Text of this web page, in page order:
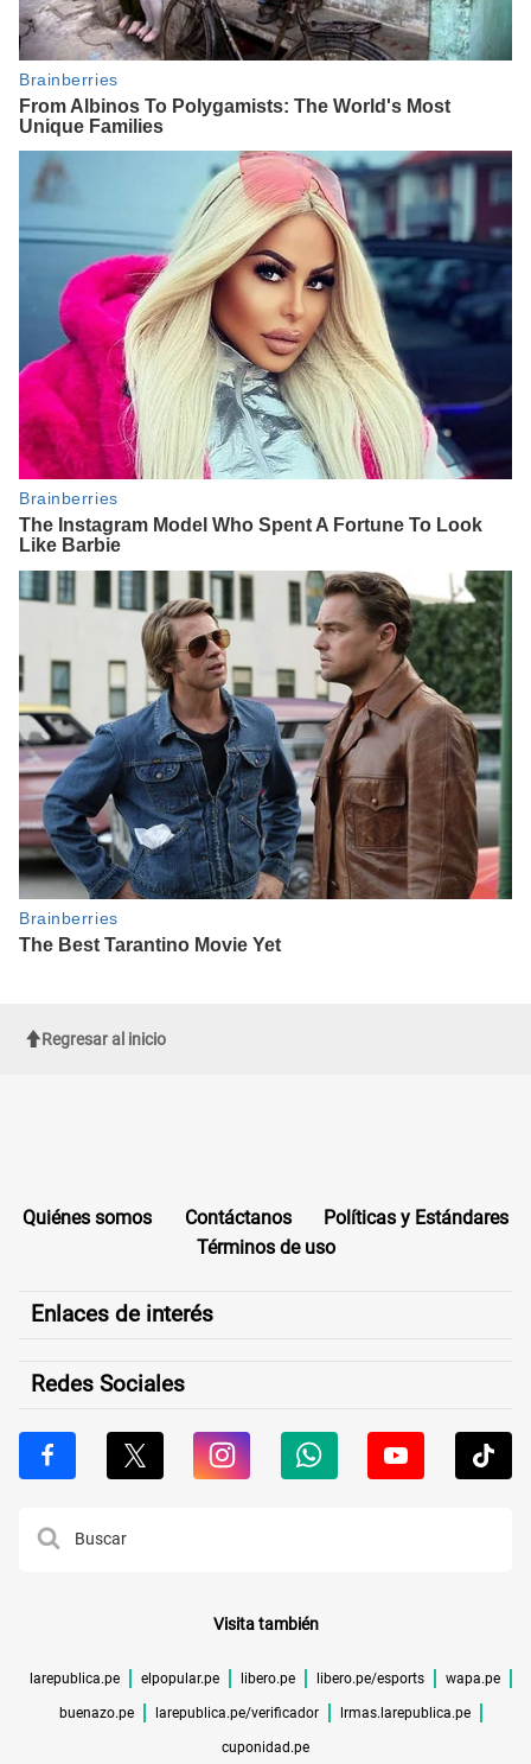
Regresar al inicio
Quiénes somos Contáctanos
Políticas y Estándares
Términos de uso
Enlaces de interés
Redes Sociales
Visita también
larepublica.pe elpopular.pe libero.pe libero.pe/esports wapa.pe
buenazo.pe larepublica.pe/verificador lrmas.larepublica.pe
cuponidad.pe